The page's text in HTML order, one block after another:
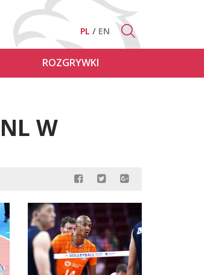
PL EN
ROZGRYWKI
W